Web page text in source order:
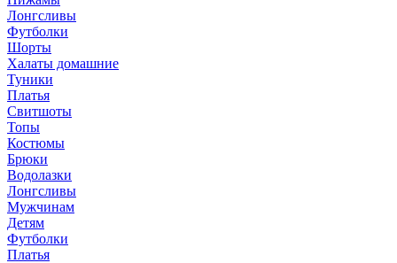
Лонгсливы
Футболки
Шорты
Халаты домашние
Туники
Платья
Свитшоты
Топы
Костюмы
Брюки
Водолазки
Лонгсливы
Мужчинам
Детям
Футболки
Платья